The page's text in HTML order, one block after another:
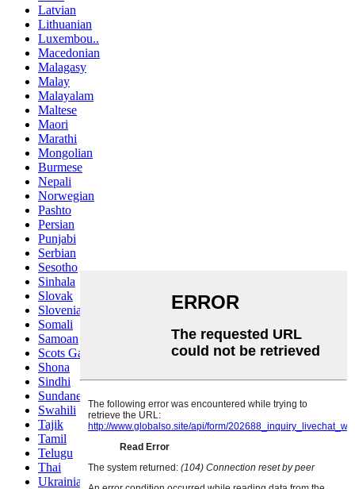
Latvian
Lithuanian
Luxembou..
Macedonian
Malagasy
Malay
Malayalam
Maltese
Maori
Marathi
Mongolian
Burmese
Nepali
Norwegian
Pashto
Persian
Punjabi
Serbian
Sesotho
Sinhala
Slovak
Slovenian
Somali
Samoan
Scots Gaelic
Shona
Sindhi
Sundanese
Swahili
Tajik
Tamil
Telugu
Thai
Ukrainian